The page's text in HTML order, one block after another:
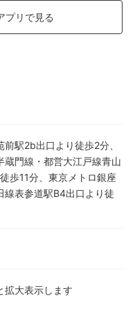
プリで見る
駅2b出口より徒歩2分、
蔵門線・都営大江戸線青山
歩11分、東京メトロ銀座
線表参道駅B4出口より徒
拡大表示します